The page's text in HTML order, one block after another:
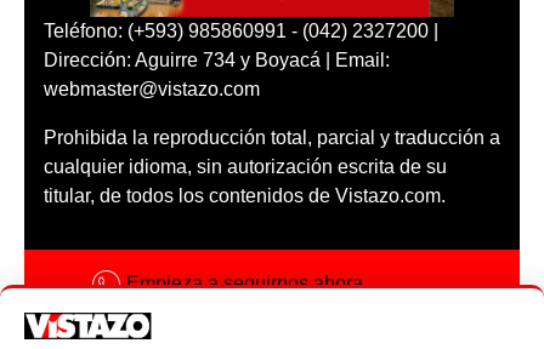
Teléfono: (+593) 985860991 - (042) 2327200 |
Dirección: Aguirre 734 y Boyacá | Email:
webmaster@vistazo.com
Prohibida la reproducción total, parcial y traducción a
cualquier idioma, sin autorización escrita de su
titular, de todos los contenidos de Vistazo.com.
Empieza a seguirnos ahora